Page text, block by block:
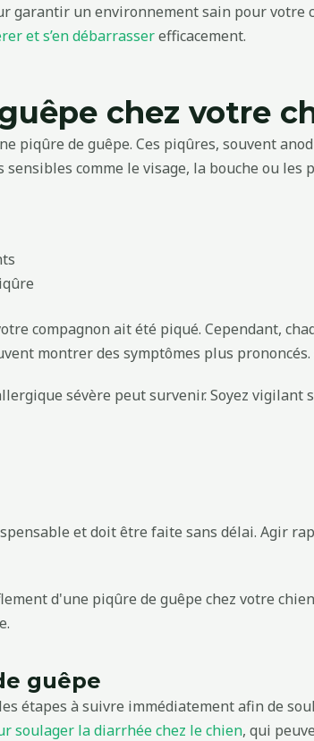
garantir un environnement sain pour
et s’en débarrasserefficacement.
chez votre
piqûre de guêpe. Ces piqûres, souvent
comme le visage, la bouche ou les
compagnon ait été piqué. Cependant,
montrer des symptômes plus
sévère peut survenir. Soyez vigilant
et doit être faite sans délai. Agir
guêpe
étapes à suivre immédiatement afin de
soulager la diarrhée chez le chien, qui